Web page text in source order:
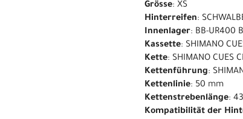
Grösse: XS
Hinterreifen:
Innenlager: BB-UR400
Kassette: SHIMANO
Kette: SHIMANO CUES
Kettenführung:
Kettenlinie: 50 mm
Kettenstrebenlänge:
Kompatibilität der